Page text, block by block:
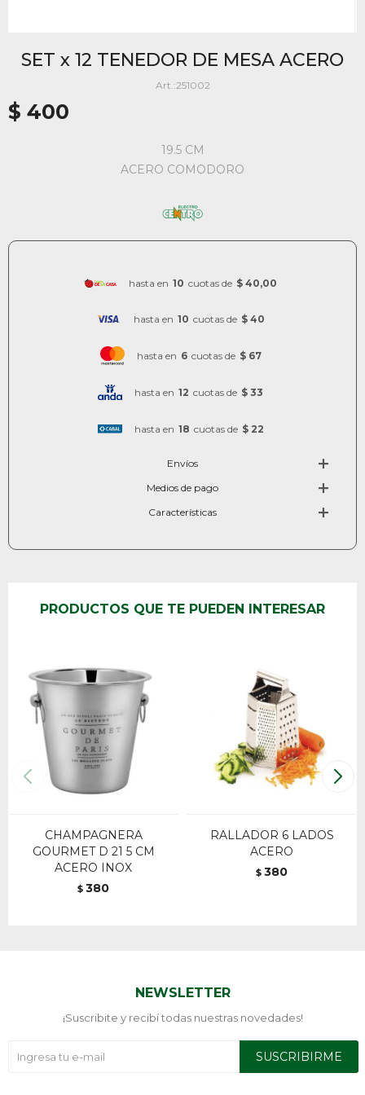
SET x 12 TENEDOR DE MESA ACERO
251002
$ 400
19.5 CM
ACERO COMODORO
hasta en 10 cuotas de $ 40,00
hasta en 10 cuotas de $ 40
hasta en 6 cuotas de $ 67
hasta en 12 cuotas de $ 33
hasta en 18 cuotas de $ 22
Envíos
Medios de pago
Características
PRODUCTOS QUE TE PUEDEN INTERESAR
CHAMPAGNERA
GOURMET D 21 5 CM
ACERO INOX
$ 380
RALLADOR 6 LADOS
ACERO
$ 380
NEWSLETTER
¡Suscribite y recibí todas nuestras novedades!
SUSCRIBIRME